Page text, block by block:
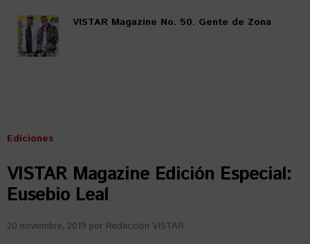
VISTAR Magazine No. 50. Gente de Zona
Ediciones
VISTAR Magazine Edición Especial:
Eusebio Leal
20 noviembre, 2019 por Redacción VISTAR